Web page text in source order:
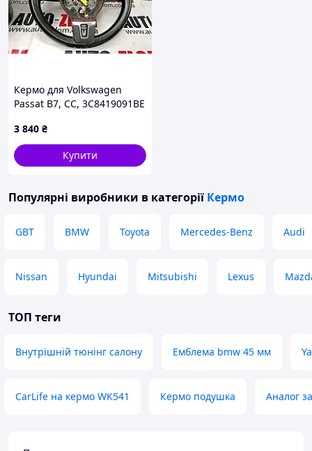
Кермо для Volkswagen
Passat B7, CC, 3C8419091BE
3 840 ₴
Купити
Популярні виробники в категорії Кермо
GBT BMW Toyota Mercedes-Benz Audi
Nissan Hyundai Mitsubishi Lexus
ТОП теги
Внутрішній тюнінг салону Емблема bmw 45 мм
CarLife на кермо WK541 Кермо подушка Аналог